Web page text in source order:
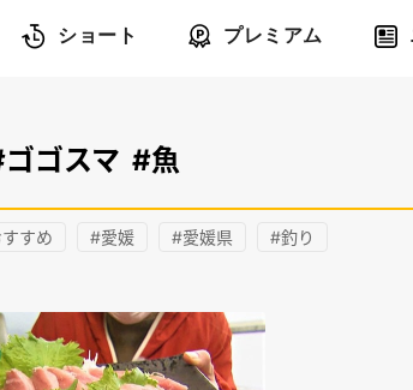
ショート プレミアム
ゴスマ #魚
すめ #愛媛 #愛媛県 #釣り